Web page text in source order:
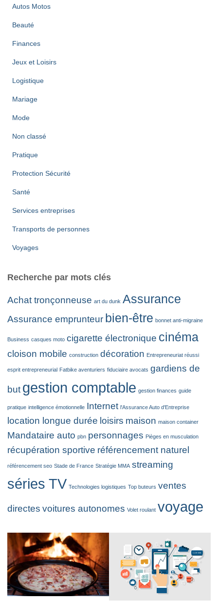
Autos Motos
Beauté
Finances
Jeux et Loisirs
Logistique
Mariage
Mode
Non classé
Pratique
Protection Sécurité
Santé
Services entreprises
Transports de personnes
Voyages
Recherche par mots clés
Achat tronçonneuse art du dunk Assurance
Assurance emprunteur bien-être bonnet anti-migraine
Business casques moto cigarette électronique cinéma
cloison mobile construction décoration Entrepreneuriat réussi
esprit entrepreneurial Fatbike aventuriers fiduciaire avocats gardiens de
but gestion comptable gestion finances guide
pratique intelligence émotionnelle Internet l'Assurance Auto d'Entreprise
location longue durée loisirs maison maison container
Mandataire auto pbn personnages Pièges en musculation
récupération sportive référencement naturel
référencement seo Stade de France Stratégie MMA streaming
séries TV Technologies logistiques Top buteurs ventes
directes voitures autonomes Volet roulant voyage